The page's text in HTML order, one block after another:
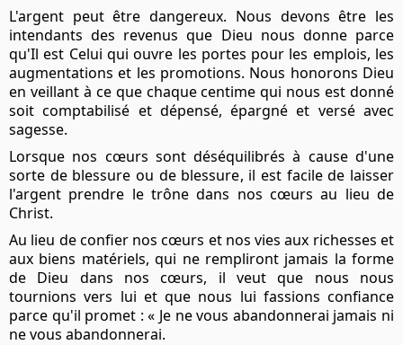
L'argent peut être dangereux. Nous devons être les
intendants des revenus que Dieu nous donne parce
qu'Il est Celui qui ouvre les portes pour les emplois, les
augmentations et les promotions. Nous honorons Dieu
en veillant à ce que chaque centime qui nous est donné
soit comptabilisé et dépensé, épargné et versé avec
sagesse.
Lorsque nos cœurs sont déséquilibrés à cause d'une
sorte de blessure ou de blessure, il est facile de laisser
l'argent prendre le trône dans nos cœurs au lieu de
Christ.
Au lieu de confier nos cœurs et nos vies aux richesses et
aux biens matériels, qui ne rempliront jamais la forme
de Dieu dans nos cœurs, il veut que nous nous
tournions vers lui et que nous lui fassions confiance
parce qu'il promet : « Je ne vous abandonnerai jamais ni
ne vous abandonnerai.